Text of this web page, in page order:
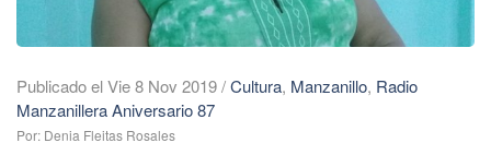
Publicado el Vie 8 Nov 2019/Cultura, Manzanillo, Radio
Manzanillera Aniversario 87
Por: Denia Fleitas Rosales